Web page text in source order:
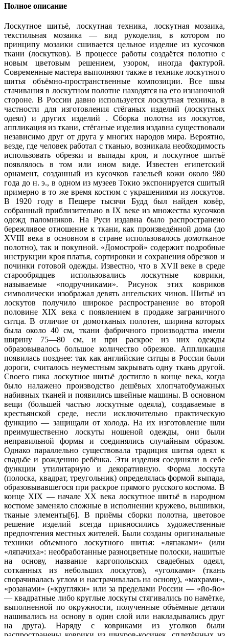
Полное описание
Лоскутное шитьё, лоскутная техника, лоскутная мозаика,
текстильная мозаика — вид рукоделия, в котором по
принципу мозаики сшивается цельное изделие из кусочков
ткани (лоскутков). В процессе работы создаётся полотно с
новым цветовым решением, узором, иногда фактурой.
Современные мастера выполняют также в технике лоскутного
шитья объёмно-пространственные композиции. Все швы
стачивания в лоскутном полотне находятся на его изнаночной
стороне. В России давно используется лоскутная техника, в
частности для изготовления стёганых изделий (лоскутных
одеял) и других изделий . Сборка полотна из лоскутов,
аппликация из ткани, стёганые изделия издавна существовали
независимо друг от друга у многих народов мира. Вероятно,
везде, где человек работал с тканью, возникала необходимость
использовать обрезки и выпады кроя, и лоскутное шитьё
появлялось в том или ином виде. Известен египетский
орнамент, созданный из кусочков газельей кожи около 980
года до н. э., в одном из музеев Токио экспонируется сшитый
примерно в то же время костюм с украшениями из лоскутов.
В 1920 году в Пещере тысячи Будд был найден ковёр,
собранный приблизительно в IX веке из множества кусочков
одежд паломников. На Руси издавна было распространено
бережливое отношение к ткани, как произведённой дома (до
XVIII века в основном в стране использовалось домотканое
полотно), так и покупной. «Домострой» содержит подробные
инструкции кроя платья, сортировки и сохранения обрезков и
починки готовой одежды. Известно, что в XVII веке в среде
старообрядцев использовались лоскутные коврики,
называемые «подручниками». Рисунок этих ковриков
символически изображал девять ангельских чинов. Шитьё из
лоскутов получило широкое распространение во второй
половине XIX века с появлением в продаже заграничного
ситца. В отличие от домотканых полотен, ширина которых
была около 40 см, ткани фабричного производства имели
ширину 75—80 см, и при раскрое из них одежды
образовывалось большое количество обрезков. Аппликация
появилась позднее: так как английские ситцы в России были
дороги, считалось неуместным закрывать одну ткань другой.
Своего пика лоскутное шитьё достигло в конце века, когда
было налажено производство дешёвых хлопчатобумажных
набивных тканей и появились швейные машины. В основном
вещи (большей частью лоскутные одеяла), создаваемые в
крестьянской среде, несли исключительно практическую
функцию — защищали от холода. На их изготовление шли
преимущественно лоскуты ношеной одежды, они были
неправильной формы и соединялись случайным образом.
Однако параллельно существовала традиция шитья одеял к
свадьбе и рождению ребёнка. Эти изделия соединяли в себе
функции утилитарную и декоративную. Форма лоскута
(полоска, квадрат, треугольник) определялась формой выпада,
образовывавшегося при раскрое прямого русского костюма. В
конце XIX — начале XX века лоскутное шитьё в народном
костюме заменяло сложные в исполнении кружево, вышивки,
тканые элементы[6]. В приёмы сборки полотна, цветовое
решение изделий всегда привносились художественные
предпочтения местных жителей. Были созданы оригинальные
техники объемного лоскутного шитья: «ляпаками» (или
«ляпачиха»: необработанные разноцветные полоски, нашитые
на основу, название каргопольских свадебных одеял,
сотканных из небольших лоскутов), «уголками» (ткань
сворачивалась углом и настрачивалась на основу), «махрами»,
«розанами» («кругляки» или за пределами России — «йо-йо»
— квадратные либо круглые лоскуты стягивались по намётке,
выполненной по окружности, полученные объёмные детали
нашивались на основу в один слой или накладывались друг
на друга). Наряду с ковриками из уголков были